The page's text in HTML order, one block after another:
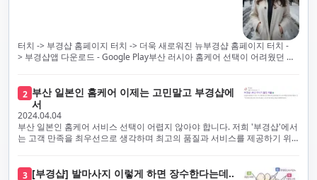
터치 -> 부경샵 홈페이지 터치 -> 더욱 새로워진 뉴부경샵 홈페이지 터치 -
> 부경샵앱 다운로드 - Google Play부산 러시아 홈케어 선택이 어려웠던 시
스의 모든 과정을 후불제로 운영합니다. 이는 고객님의 최대 편의를 보장하
기 위한 부경샵의 약속입니다.부경샵은 현장에서 바로 고객님께 서비스를
제공하는 깨끗하고 전문적으로 훈련된 관리사들을 다수 보유하고 있음을 자
랑스럽게 생각합니다. 이는 프리미엄 부산 러시아 홈케어 경험을 제공하기
위한 부경샵의 노력의 일환입니다.현 시대의 불확실성 속에서, 안전은 부경
하고 개인의 건강 상태를 지속적으로 모니터링합니다.예약금을 요구하는 업
2 부산 일본인 홈케어 이제는 고민말고 부경샵에
서
2024.04.04
부산 일본인 홈케어 서비스 선택이 어렵지 않아야 합니다. 저희 '부경샵'에서
는 고객 만족을 최우선으로 생각하며 최고의 품질과 서비스를 제공하기 위
프리미엄 부산 일본인 홈케어 경험을 제공하고자 현장에서 직접 깨끗하고
3 [부경샵] 발마사지 이렇게 하면 장수한다는데..